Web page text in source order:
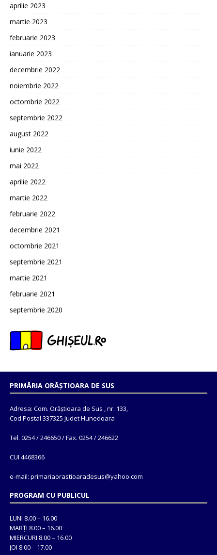
aprilie 2023
martie 2023
februarie 2023
ianuarie 2023
decembrie 2022
noiembrie 2022
octombrie 2022
septembrie 2022
august 2022
iunie 2022
mai 2022
aprilie 2022
martie 2022
februarie 2022
decembrie 2021
octombrie 2021
septembrie 2021
martie 2021
februarie 2021
septembrie 2020
PRIMĂRIA ORĂȘTIOARA DE SUS
Adresa: Com. Orăștioara de Sus , nr. 133,
Cod Postal 337325 Judet Hunedoara
Tel. 0254 / 246650 / Fax. 0254 / 246622
CUI 4468366
e-mail: primariaorastioaradesus@yahoo.com
PROGRAM CU PUBLICUL
LUNI 8.00 – 16.00
MARȚI 8.00 – 16.00
MIERCURI 8.00 – 16.00
JOI 8.00 – 17.00